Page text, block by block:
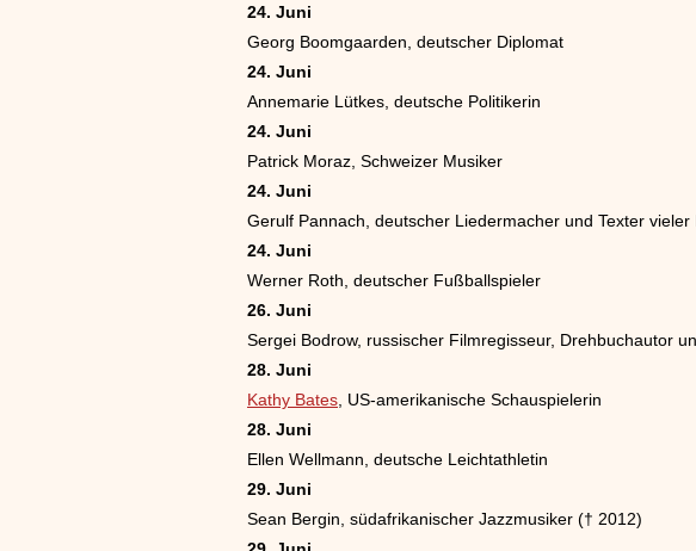
24. Juni
Georg Boomgaarden, deutscher Diplomat
24. Juni
Annemarie Lütkes, deutsche Politikerin
24. Juni
Patrick Moraz, Schweizer Musiker
24. Juni
Gerulf Pannach, deutscher Liedermacher und Texter
24. Juni
Werner Roth, deutscher Fußballspieler
26. Juni
Sergei Bodrow, russischer Filmregisseur, Drehbuchautor
28. Juni
Kathy Bates , US-amerikanische Schauspielerin
28. Juni
Ellen Wellmann, deutsche Leichtathletin
29. Juni
Sean Bergin, südafrikanischer Jazzmusiker († 2012)